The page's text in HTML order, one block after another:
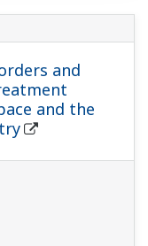
and
and the